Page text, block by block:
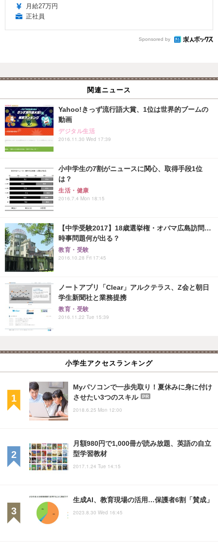
月給27万円
正社員
Sponsored by
関連ニュース
Yahoo!きっず流行語大賞、1位は世界的ブームの
動画
デジタル生活
2016.11.30 Wed 17:39
小中学生の7割がニュースに関心、取得手段1位
は？
生活・健康
2016.7.4 Mon 18:15
【中学受験2017】18歳選挙権・オバマ広島訪問…
時事問題何が出る？
教育・受験
2016.10.28 Fri 17:45
ノートアプリ「Clear」アルクテラス、Z会と朝日
学生新聞社と業務提携
教育・受験
2016.11.22 Tue 15:39
小学生アクセスランキング
Myパソコンで一歩先取り！夏休みに身に付け
させたい3つのスキル
PR
2018.6.25 Mon 12:00
月額980円で1,000冊が読み放題、英語の自立
型学習教材
2017.1.24 Tue 14:15
生成AI、教育現場の活用…保護者6割「賛成」
2023.8.30 Wed 16:45